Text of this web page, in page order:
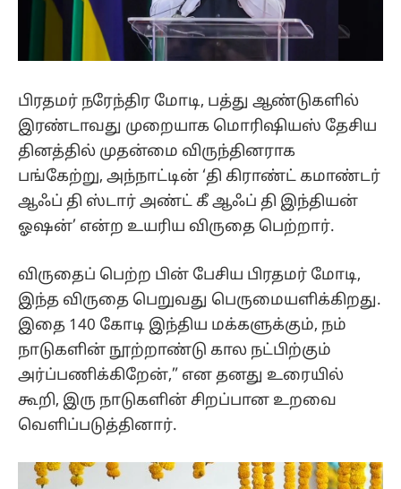
பிரதமர் நரேந்திர மோடி, பத்து ஆண்டுகளில்
இரண்டாவது முறையாக மொரிஷியஸ் தேசிய
தினத்தில் முதன்மை விருந்தினராக
பங்கேற்று, அந்நாட்டின் ‘தி கிராண்ட் கமாண்டர்
ஆஃப் தி ஸ்டார் அண்ட் கீ ஆஃப் தி இந்தியன்
ஓஷன்’ என்ற உயரிய விருதை பெற்றார்.
விருதைப் பெற்ற பின் பேசிய பிரதமர் மோடி,
இந்த விருதை பெறுவது பெருமையளிக்கிறது.
இதை 140 கோடி இந்திய மக்களுக்கும், நம்
நாடுகளின் நூற்றாண்டு கால நட்பிற்கும்
அர்ப்பணிக்கிறேன்,” என தனது உரையில்
கூறி, இரு நாடுகளின் சிறப்பான உறவை
வெளிப்படுத்தினார்.